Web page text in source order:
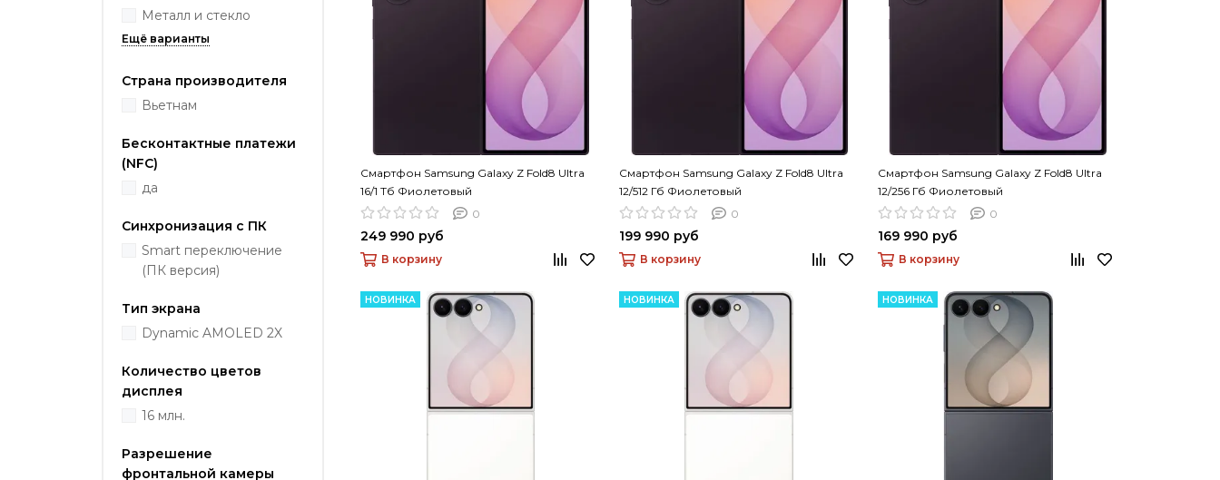
Металл и стекло
Страна производителя
Вьетнам
Бесконтактные платежи
(NFC)
да
Синхронизация с ПК
Smart переключение
(ПК версия)
Тип экрана
Dynamic AMOLED 2X
Количество цветов
дисплея
16 млн.
Разрешение
фронтальной камеры
Смартфон Samsung Galaxy Z Fold8 Ultra
16/1 Тб Фиолетовый
0
249 990 руб
В корзину
Смартфон Samsung Galaxy Z Fold8 Ultra
12/512 Гб Фиолетовый
0
199 990 руб
В корзину
Смартфон Samsung Galaxy Z Fold8 Ultra
12/256 Гб Фиолетовый
0
169 990 руб
В корзину
НОВИНКА НОВИНКА НОВИНКА